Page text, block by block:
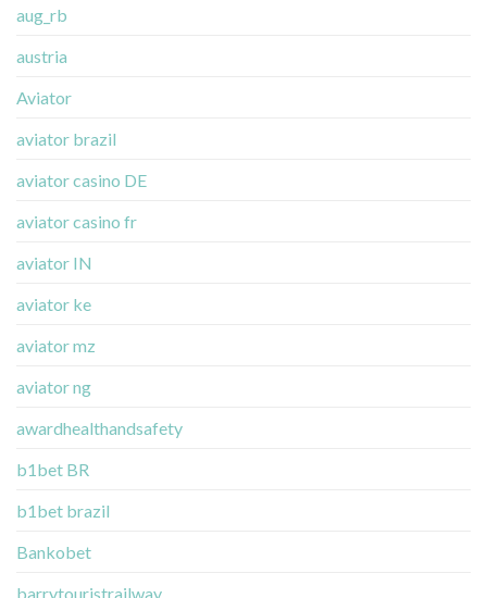
aug_rb
austria
Aviator
aviator brazil
aviator casino DE
aviator casino fr
aviator IN
aviator ke
aviator mz
aviator ng
awardhealthandsafety
b1bet BR
b1bet brazil
Bankobet
barrytouristrailway